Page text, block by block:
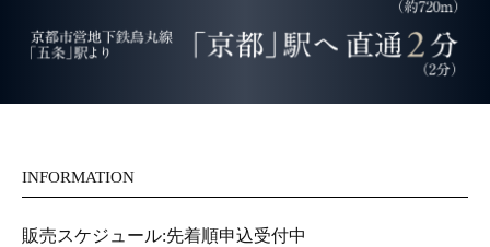
INFORMATION
販売スケジュール:先着順申込受付中